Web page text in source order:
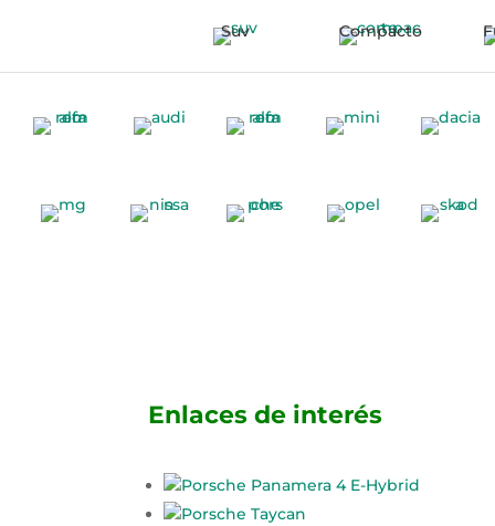
Suv Compacto
Enlaces de interés
Porsche Panamera 4 E-Hybrid
Porsche Taycan